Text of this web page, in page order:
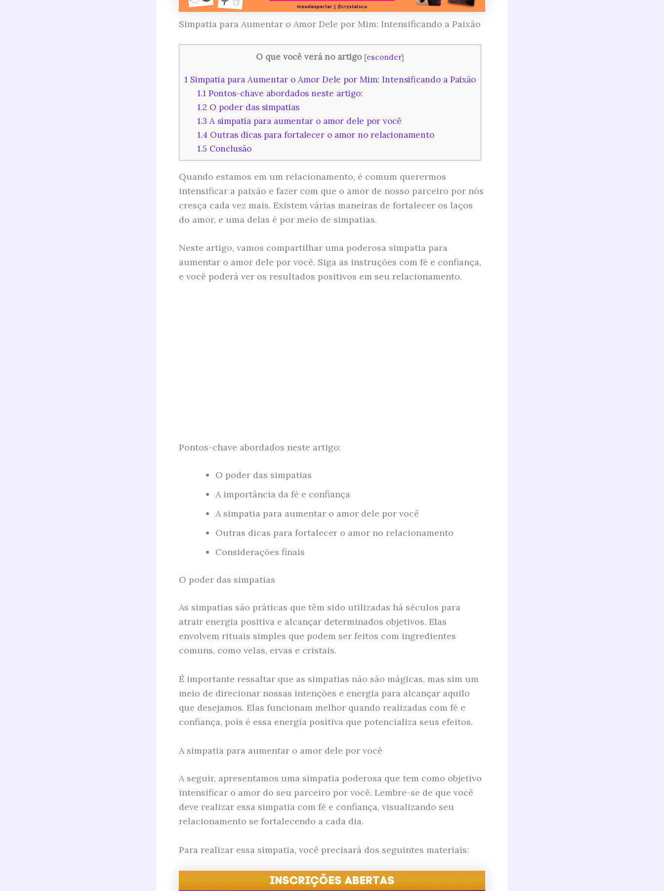
Simpatia para Aumentar o Amor Dele por Mim: Intensificando a Paixão
O que você verá no artigo [esconder]
1 Simpatia para Aumentar o Amor Dele por Mim: Intensificando a Paixão
1.1Pontos-chave abordados neste artigo:
1.2 O poder das simpatias
1.3 A simpatia para aumentar o amor dele por você
1.4 Outras dicas para fortalecer o amor no relacionamento
1.5 Conclusão
Quando estamos em um relacionamento, é comum querermos
intensificar a paixão e fazer com que o amor de nosso parceiro por nós
cresça cada vez mais. Existem várias maneiras de fortalecer os laços
do amor, e uma delas é por meio de simpatias.
Neste artigo, vamos compartilhar uma poderosa simpatia para
aumentar o amor dele por você. Siga as instruções com fé e confiança,
e você poderá ver os resultados positivos em seu relacionamento.
Pontos-chave abordados neste artigo:
O poder das simpatias
A importância da fé e confiança
A simpatia para aumentar o amor dele por você
Outras dicas para fortalecer o amor no relacionamento
Considerações finais
O poder das simpatias
As simpatias são práticas que têm sido utilizadas há séculos para
atrair energia positiva e alcançar determinados objetivos. Elas
envolvem rituais simples que podem ser feitos com ingredientes
comuns, como velas, ervas e cristais.
É importante ressaltar que as simpatias não são mágicas, mas sim um
meio de direcionar nossas intenções e energia para alcançar aquilo
que desejamos. Elas funcionam melhor quando realizadas com fé e
confiança, pois é essa energia positiva que potencializa seus efeitos.
A simpatia para aumentar o amor dele por você
A seguir, apresentamos uma simpatia poderosa que tem como objetivo
intensificar o amor do seu parceiro por você. Lembre-se de que você
deve realizar essa simpatia com fé e confiança, visualizando seu
relacionamento se fortalecendo a cada dia.
Para realizar essa simpatia, você precisará dos seguintes materiais: